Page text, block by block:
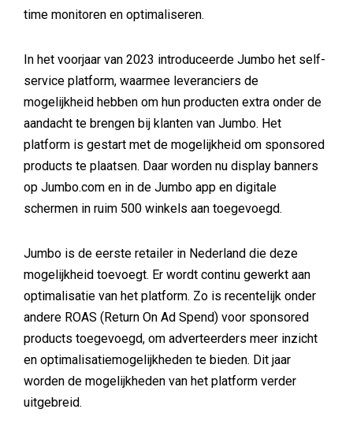
time monitoren en optimaliseren.
In het voorjaar van 2023 introduceerde Jumbo het self-
service platform, waarmee leveranciers de
mogelijkheid hebben om hun producten extra onder de
aandacht te brengen bij klanten van Jumbo. Het
platform is gestart met de mogelijkheid om sponsored
products te plaatsen. Daar worden nu display banners
op Jumbo.com en in de Jumbo app en digitale
schermen in ruim 500 winkels aan toegevoegd.
Jumbo is de eerste retailer in Nederland die deze
mogelijkheid toevoegt. Er wordt continu gewerkt aan
optimalisatie van het platform. Zo is recentelijk onder
andere ROAS (Return On Ad Spend) voor sponsored
products toegevoegd, om adverteerders meer inzicht
en optimalisatiemogelijkheden te bieden. Dit jaar
worden de mogelijkheden van het platform verder
uitgebreid.